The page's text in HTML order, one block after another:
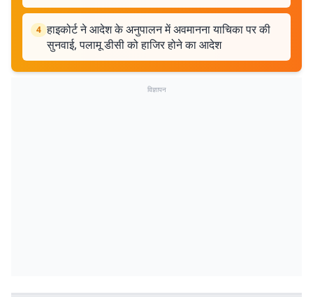
4 हाइकोर्ट ने आदेश के अनुपालन में अवमानना याचिका पर की
सुनवाई, पलामू डीसी को हाजिर होने का आदेश
विज्ञापन